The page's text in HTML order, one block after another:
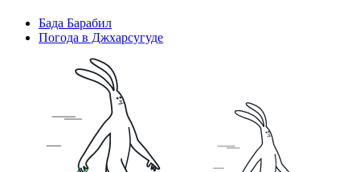
Бада Барабил
Погода в Джхарсугуде